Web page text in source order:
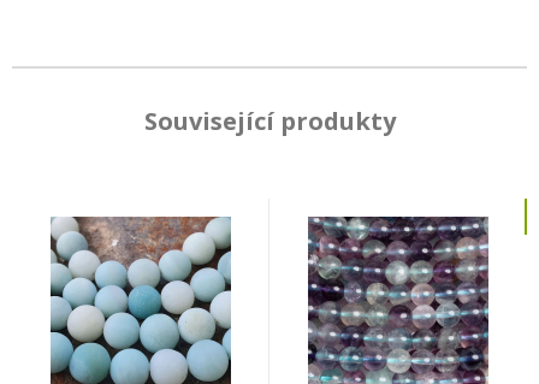
Související produkty